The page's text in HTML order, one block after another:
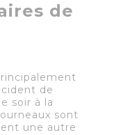
de
de
soir à la
sont
une autre